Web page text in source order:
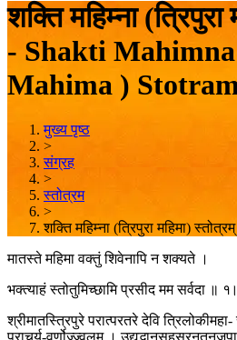
शक्ति महिम्ना
- Shakti
Mahima )
मुख्य पृष्ठ
>
संग्रह
>
स्तोत्रम
>
शक्ति महिम्ना (त्रिपुरा महिमा) स्तोत्रम्
मातस्ते महिमा वक्तुं शिवेनापि न शक्यते ।
भक्त्याहं स्तोतुमिच्छामि प्रसीद मम सर्वदा ॥
श्रीमातस्त्रिपुरे परात्परतरे देवि त्रिलोकीमहा-
प्राचुर्य-वर्णोज्ज्वलम् ।